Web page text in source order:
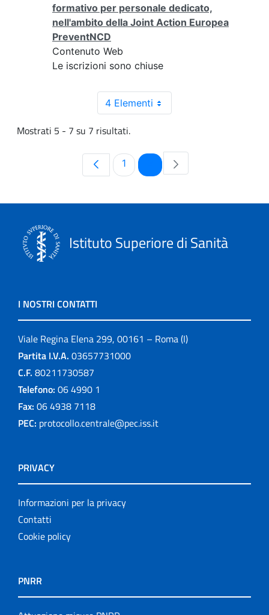
formativo per personale dedicato,
nell'ambito della Joint Action Europea
PreventNCD
Contenuto Web
Le iscrizioni sono chiuse
4 Elementi
Mostrati 5 - 7 su 7 risultati.
Pagina
1 Pagina
Istituto Superiore di Sanità
I NOSTRI CONTATTI
Viale Regina Elena 299, 00161 – Roma (I)
Partita I.V.A. 03657731000
C.F. 80211730587
Telefono: 06 4990 1
Fax: 06 4938 7118
PEC: protocollo.centrale@pec.iss.it
PRIVACY
Informazioni per la privacy
Contatti
Cookie policy
PNRR